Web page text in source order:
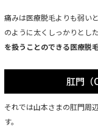
痛みは医療脱毛よりも弱い
のように太くしっかりとし
を扱うことのできる医療脱
肛門（
それでは山本さまの肛門周
す。